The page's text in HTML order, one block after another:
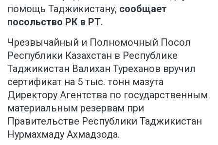
помощь Таджикистану, сообщает
посольство РК в РТ.
Чрезвычайный и Полномочный Посол
Республики Казахстан в Республике
Таджикистан Валихан Туреханов вручил
сертификат на 5 тыс. тонн мазута
Директору Агентства по государственным
материальным резервам при
Правительстве Республики Таджикистан
Нурмахмаду Ахмадзода.